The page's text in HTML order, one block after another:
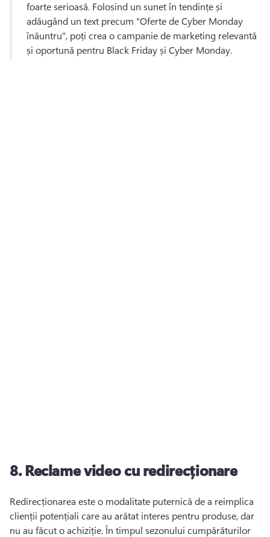
foarte serioasă. Folosind un sunet în tendințe și
adăugând un text precum "Oferte de Cyber Monday
înăuntru", poți crea o campanie de marketing relevantă
și oportună pentru Black Friday și Cyber Monday.
8.Reclame video cu redirecționare
Redirecționarea este o modalitate puternică de a reimplica
clienții potențiali care au arătat interes pentru produse, dar
nu au făcut o achiziție. În timpul sezonului cumpărăturilor